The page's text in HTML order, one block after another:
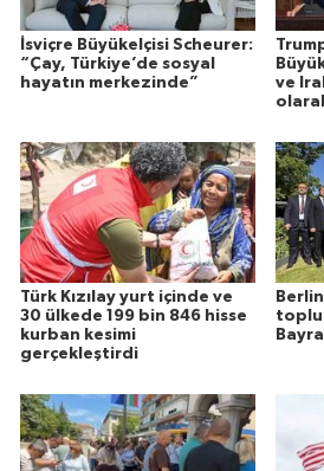
İsviçre Büyükelçisi Scheurer:
“Çay, Türkiye’de sosyal
hayatın merkezinde”
ve
Türk Kızılay yurt içinde ve
30 ülkede 199 bin 846 hisse
kurban kesimi
gerçekleştirdi